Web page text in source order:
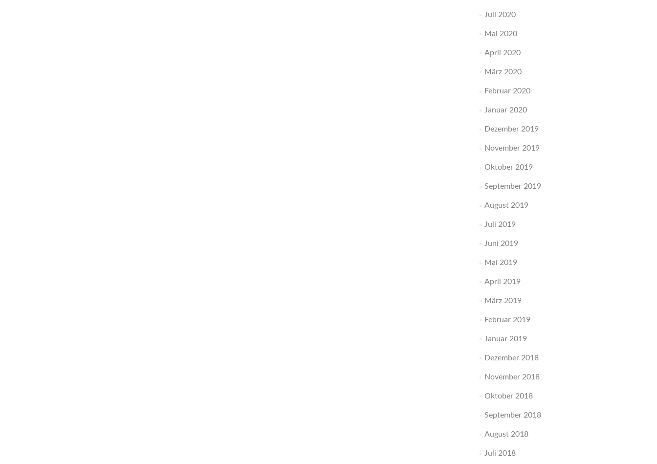
Juli 2020
Mai 2020
April 2020
März 2020
Februar 2020
Januar 2020
Dezember 2019
November 2019
Oktober 2019
September 2019
August 2019
Juli 2019
Juni 2019
Mai 2019
April 2019
März 2019
Februar 2019
Januar 2019
Dezember 2018
November 2018
Oktober 2018
September 2018
August 2018
Juli 2018